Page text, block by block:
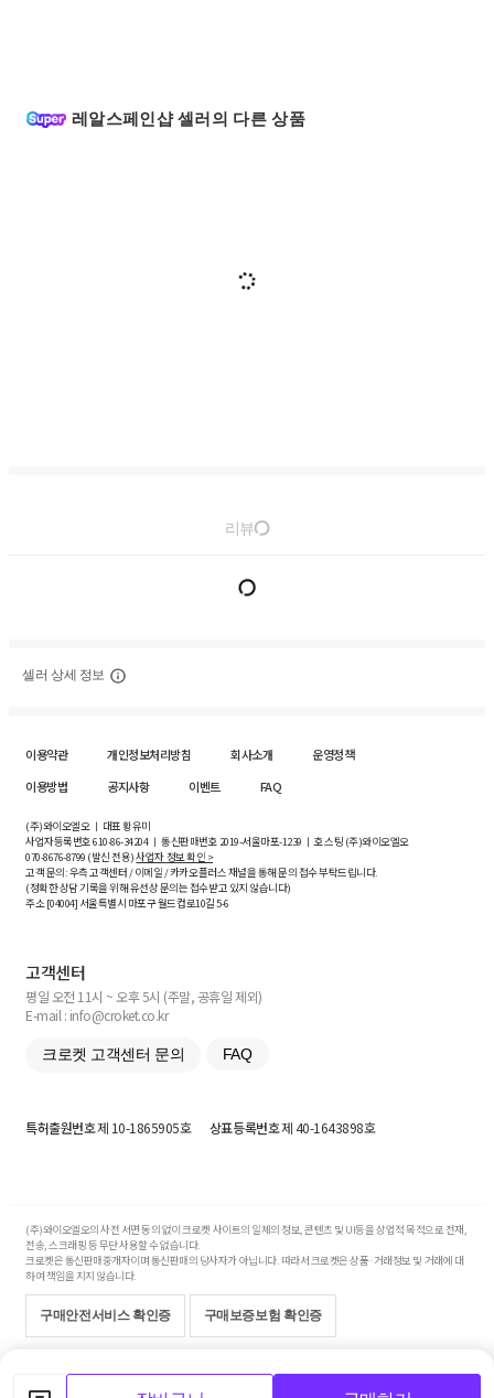
레알스페인샵 셀러의 다른 상품
리뷰
셀러 상세 정보
이용약관 개인정보처리방침 회사소개
운영정책
이용방법
공지사항 이벤트 FAQ
(주)와이오엘오 ㅣ 대표 황유미
사업자등록번호610-86-34204ㅣ 통신판매번호 2019-서울마포-1239 ㅣ 호스팅 (주)와이오엘오
070-8676-8799 (발신 전용)사업자 정보 확인 >
고객 문의: 우측 고객센터 / 이메일 / 카카오플러스 채널을 통해 문의 접수 부탁드립니다.
(정확한 상담 기록을 위해 유선상 문의는 접수받고 있지 않습니다)
주소 [04004] 서울특별시 마포구 월드컵로10길5-6
고객센터
평일 오전 11시 ~ 오후 5시 (주말, 공휴일 제외)
E-mail : info@croket.co.kr
크로켓 고객센터 문의 FAQ
특허출원번호제 10-1865905호 상표등록번호제 40-1643898호
(주)와이오엘오의 사전 서면 동의 없이 크로켓 사이트의 일체의 정보, 콘텐츠 및 UI등을 상업적 목적으로 전재,
전송, 스크래핑 등 무단 사용할 수 없습니다.
크로켓은 통신판매중개자이며 통신판매의 당사자가 아닙니다. 따라서 크로켓은 상품·거래정보 및 거래에 대
하여 책임을 지지 않습니다.
구매안전서비스 확인증 구매보증보험 확인증